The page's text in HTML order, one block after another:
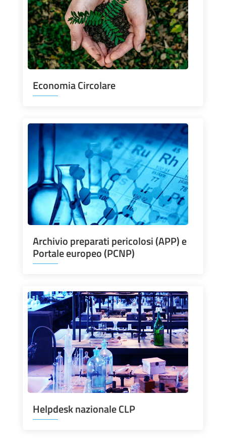
Economia Circolare
Archivio preparati pericolosi (APP) e
Portale europeo (PCNP)
Helpdesk nazionale CLP